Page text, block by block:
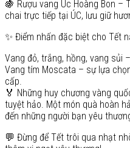
🍇 Rượu vang Úc Hoàng Bon –
chai trực tiếp tại ÚC, lưu giữ
✨ Điểm nhấn đặc biệt cho Tết
Vang đỏ, trắng, hồng, vang sủi
Vang tím Moscata – sự lựa
cấp.
🏅 Những huy chương vàng
tuyệt hảo. Một món quà hoàn
đến những người bạn yêu
💬 Đừng để Tết trôi qua nhạt